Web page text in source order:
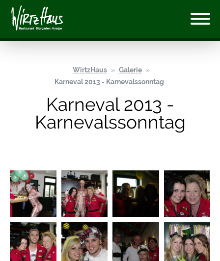
WirtzHaus
Galerie
Karneval 2013 - Karnevalssonntag
Karneval 2013 -
Karnevalssonntag